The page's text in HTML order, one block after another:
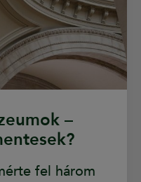
–
fel három